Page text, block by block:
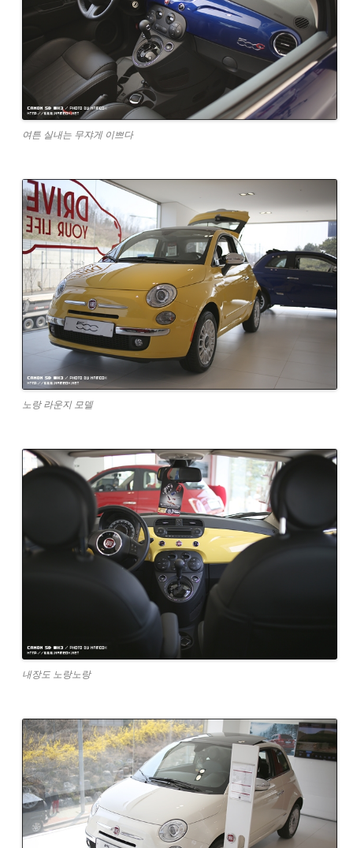
여튼 실내는 무쟈게 이쁘다
노랑 라운지 모델
내장도 노랑노랑